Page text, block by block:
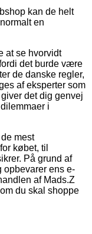
kan de helt
en
at se hvorvidt
det burde være
de danske regler,
af eksperter som
det dig genvej
i
mest
købet, til
På grund af
opbevarer ens e-
af Mads.Z
du skal shoppe